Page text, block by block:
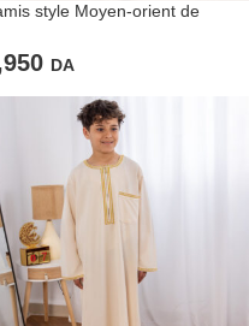
style Moyen-orient de
DA